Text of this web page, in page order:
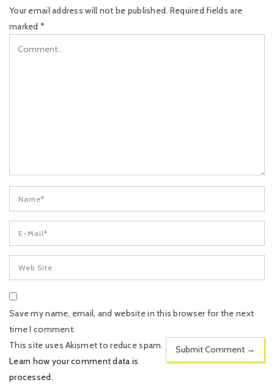
Your email address will not be published. Required fields are
marked *
Save my name, email, and website in this browser for the next
time I comment.
This site uses Akismet to reduce spam.
Learn how your comment data is
processed.